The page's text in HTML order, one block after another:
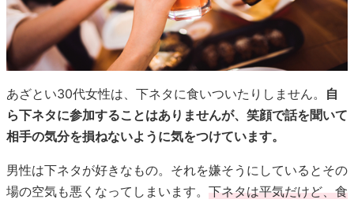
あざとい30代女性は、下ネタに食いついたりしません。 自
ら下ネタに参加することはありませんが、笑顔で話を聞いて
相手の気分を損ねないように気をつけています。
男性は下ネタが好きなもの。それを嫌そうにしているとその
場の空気も悪くなってしまいます。 下ネタは平気だけど、食